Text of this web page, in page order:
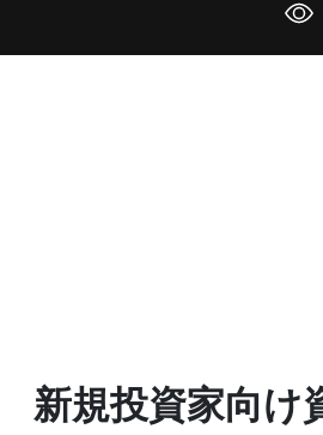
新規投資家向け